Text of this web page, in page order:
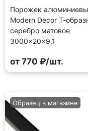
Порожек
Modern Decor Т-
серебро матовое
3000×20×9,1
от 770 ₽/шт.
Образец в магазине